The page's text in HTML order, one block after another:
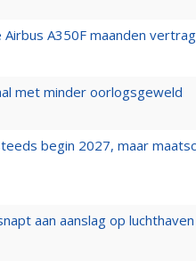
A350F maanden
met minder oorlogsgeweld
begin 2027, maar
aan aanslag op